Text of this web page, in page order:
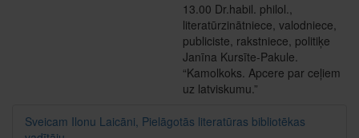
13.00 Dr.habil. philol.,
literatūrzinātniece, valodniece,
publiciste, rakstniece, politiķe
Janīna Kursīte-Pakule.
“Kamolkoks. Apcere par ceļiem
uz latviskumu.”
Sveicam Ilonu Laicāni, Pielāgotās literatūras bibliotēkas